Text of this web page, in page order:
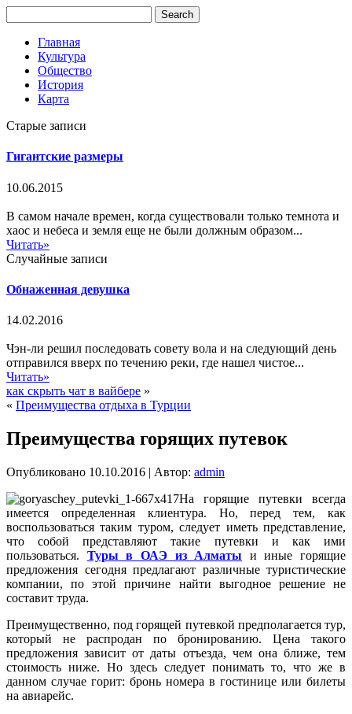
Главная
Культура
Общество
История
Карта
Старые записи
Гигантские размеры
10.06.2015
В самом начале времен, когда существовали только темнота и
хаос и небеса и земля еще не были должным образом...
Читать»
Случайные записи
Обнаженная девушка
14.02.2016
Чэн-ли решил последовать совету вола и на следующий день
отправился вверх по течению реки, где нашел чистое...
Читать»
как скрыть чат в вайбере »
« Преимущества отдыха в Турции
Преимущества горящих путевок
Опубликовано 10.10.2016 | Автор: admin
На горящие путевки всегда
имеется определенная клиентура. Но, перед тем, как
воспользоваться таким туром, следует иметь представление,
что собой представляют такие путевки и как ими
пользоваться. Туры в ОАЭ из Алматы и иные горящие
предложения сегодня предлагают различные туристические
компании, по этой причине найти выгодное решение не
составит труда.
Преимущественно, под горящей путевкой предполагается тур,
который не распродан по бронированию. Цена такого
предложения зависит от даты отъезда, чем она ближе, тем
стоимость ниже. Но здесь следует понимать то, что же в
данном случае горит: бронь номера в гостинице или билеты
на авиарейс.